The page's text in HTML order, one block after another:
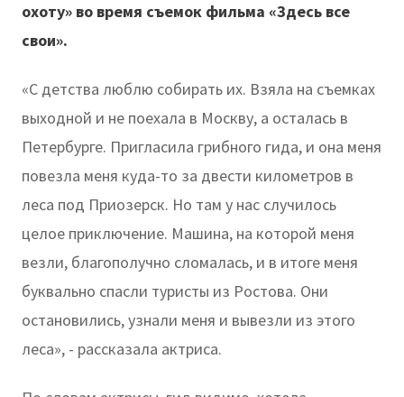
охоту» во время съемок фильма «Здесь все
свои».
«С детства люблю собирать их. Взяла на съемках
выходной и не поехала в Москву, а осталась в
Петербурге. Пригласила грибного гида, и она меня
повезла меня куда-то за двести километров в
леса под Приозерск. Но там у нас случилось
целое приключение. Машина, на которой меня
везли, благополучно сломалась, и в итоге меня
буквально спасли туристы из Ростова. Они
остановились, узнали меня и вывезли из этого
леса», - рассказала актриса.